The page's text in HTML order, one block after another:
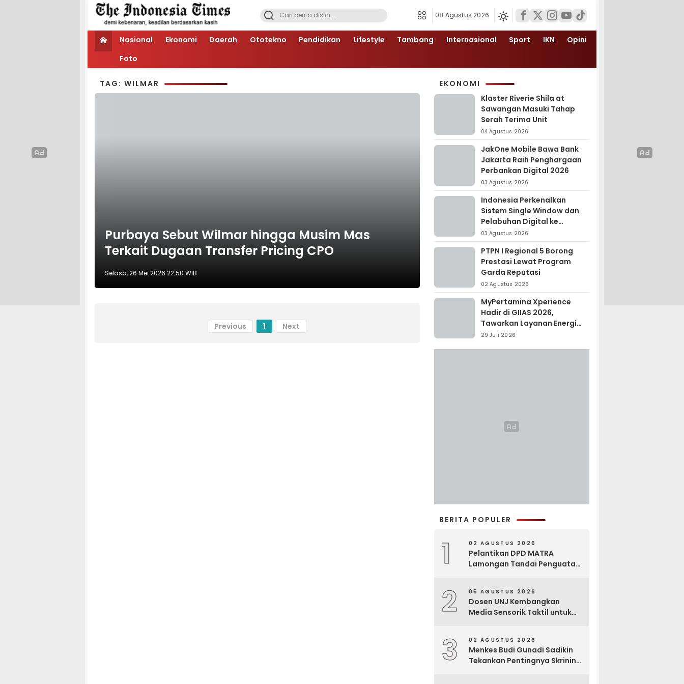
08 Agustus 2026
Nasional Ekonomi Daerah Ototekno Pendidikan Lifestyle Tambang Internasional Sport IKN
Opini
Foto
TAG: WILMAR
Purbaya Sebut Wilmar hingga Musim Mas
Terkait Dugaan Transfer Pricing CPO
Selasa, 26 Mei 2026 22:50 WIB
Previous 1 Next
EKONOMI
Klaster Riverie Shila at
Sawangan Masuki Tahap
Serah Terima Unit
04 Agustus 2026
JakOne Mobile Bawa Bank
Jakarta Raih Penghargaan
Perbankan Digital 2026
03 Agustus 2026
Indonesia Perkenalkan
Sistem Single Window dan
Pelabuhan Digital ke
Madagaskar
03 Agustus 2026
PTPN I Regional 5 Borong
Prestasi Lewat Program
Garda Reputasi
02 Agustus 2026
MyPertamina Xperience
Hadir di GIIAS 2026,
Tawarkan Layanan Energi
Terintegrasi
29 Juli 2026
BERITA POPULER
1 02 AGUSTUS 2026
Pelantikan DPD MATRA
Lamongan Tandai Penguatan
2 05 AGUSTUS 2026
Dosen UNJ Kembangkan
Media Sensorik Taktil untuk
3 02 AGUSTUS 2026
Menkes Budi Gunadi Sadikin
Tekankan Pentingnya Skrining